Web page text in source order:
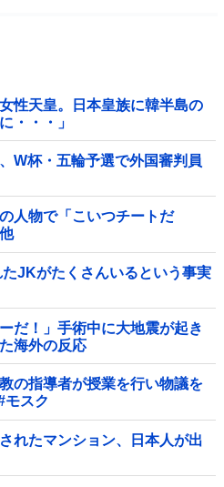
性天皇。日本皇族に韓半島の
・・・」
W杯・五輪予選で外国審判員
人物で「こいつチートだ
たJKがたくさんいるという事実
だ！」手術中に大地震が起き
海外の反応
の指導者が授業を行い物議を
教 #モスク
れたマンション、日本人が出